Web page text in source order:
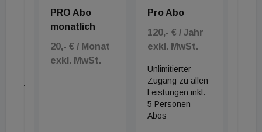
Nachfrage. „Österreich wächst weiter. Gleichzeitig
wird die Neubauleistung deutlich zurückgehen. Das
stützt den Markt“, so Fabian Blasch,
Immobilienanalyst bei Raiffeisen Research. Die bis
jetzt nur sehr begrenzte Konsolidierung der Preise
zeigt sich auch bei einem Blick in die aktuelle
Marktsituation anhand von Angebotspreisen. Vom
PRO Abo
monatlich
20,- € / Monat
exkl. MwSt.
Pro Abo
120,- € / Jahr
exkl. MwSt.
Unlimitierter
Zugang zu allen
Leistungen inkl.
5 Personen
Abos